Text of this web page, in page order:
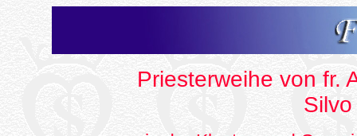
Priesterweihe von fr.